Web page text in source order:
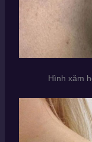
Hình xăm